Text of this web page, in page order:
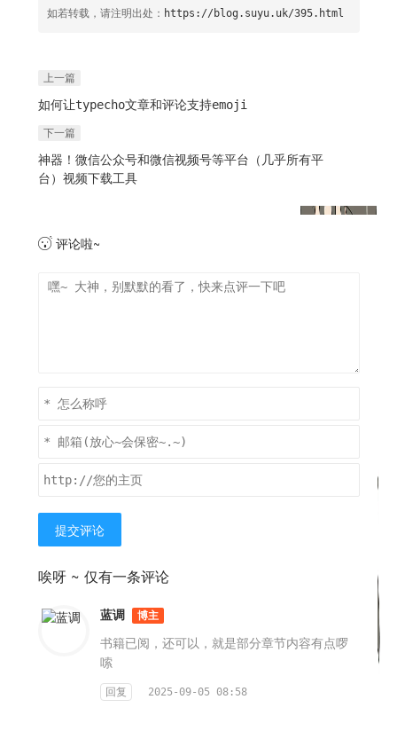
如若转载，请注明出处： https://blog.suyu.uk/395.html
上一篇
如何让typecho文章和评论支持emoji
下一篇
神器！微信公众号和微信视频号等平台（几乎所有平
台）视频下载工具
评论啦~
提交评论
唉呀 ~ 仅有一条评论
蓝调 博主
书籍已阅，还可以，就是部分章节内容有点啰
嗦
回复 2025-09-05 08:58